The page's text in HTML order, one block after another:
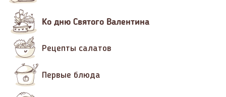
Ко дню Святого Валентина
Рецепты салатов
Первые блюда